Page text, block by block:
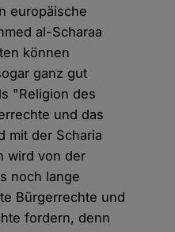
europäische
al-Scharaa
können
ganz gut
"Religion des
und das
mit der Scharia
wird von der
noch lange
Bürgerrechte und
fordern, denn